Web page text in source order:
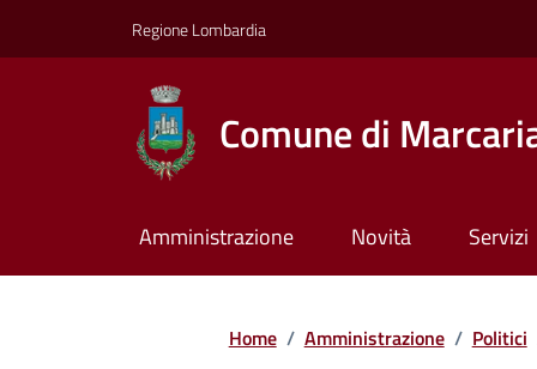
Regione Lombardia
Comune di
Amministrazione Novità Servizi
Home / Amministrazione / Politici